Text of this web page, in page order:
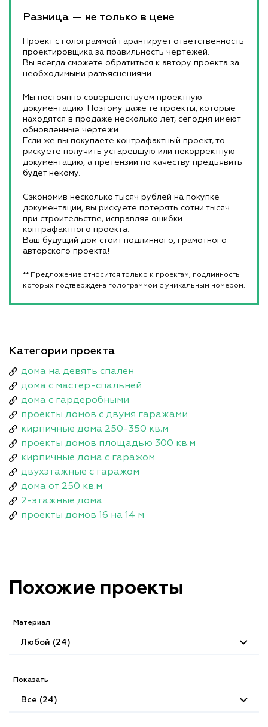
Разница — не только в цене
Проект с голограммой гарантирует ответственность
проектировщика за правильность чертежей.
Вы всегда сможете обратиться к автору проекта за
необходимыми разъяснениями.
Мы постоянно совершенствуем проектную
документацию. Поэтому даже те проекты, которые
находятся в продаже несколько лет, сегодня имеют
обновленные чертежи.
Если же вы покупаете контрафактный проект, то
рискуете получить устаревшую или некорректную
документацию, а претензии по качеству предъявить
будет некому.
Сэкономив несколько тысяч рублей на покупке
документации, вы рискуете потерять сотни тысяч
при строительстве, исправляя ошибки
контрафактного проекта.
Ваш будущий дом стоит подлинного, грамотного
авторского проекта!
** Предложение относится только к проектам, подлинность
которых подтверждена голограммой с уникальным номером.
Категории проекта
дома на девять спален
дома с мастер-спальней
дома с гардеробными
проекты домов с двумя гаражами
кирпичные дома 250-350 кв.м
проекты домов площадью 300 кв.м
кирпичные дома с гаражом
двухэтажные с гаражом
дома от 250 кв.м
2-этажные дома
проекты домов 16 на 14 м
Похожие проекты
Материал
Любой (24)
Показать
Все (24)